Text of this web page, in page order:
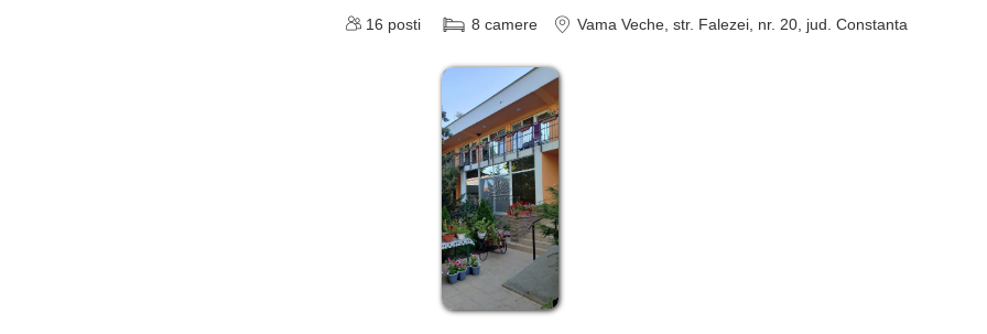
16 posti 8 camere Vama Veche , str. Falezei, nr. 20 , jud. Constanta